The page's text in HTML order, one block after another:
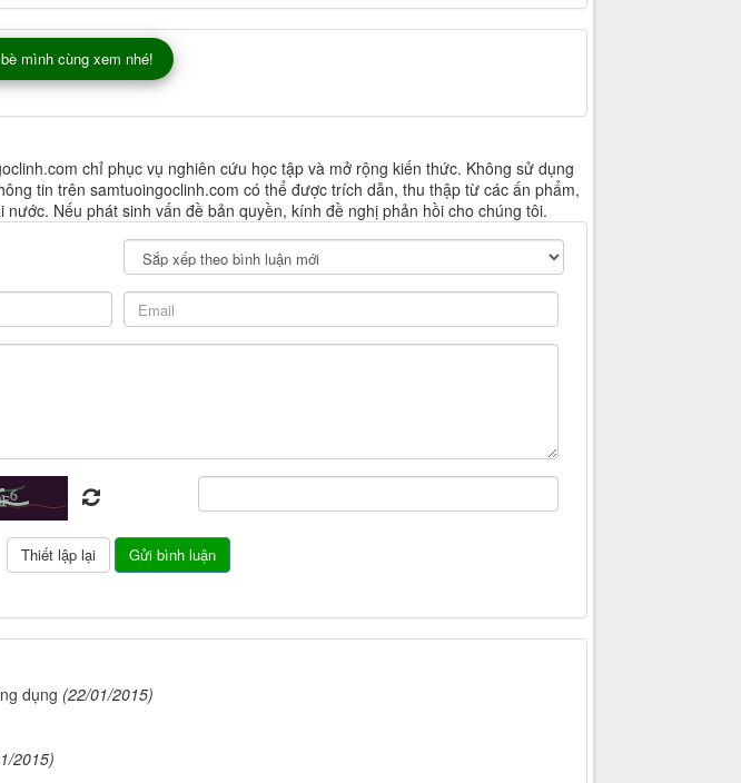
mình cùng xem nhé!
chỉ phục vụ nghiên cứu học tập và mở rộng kiến thức. Không sử dụng
tin trên samtuoingoclinh.com có thể được trích dẫn, thu thập từ các ấn phẩm,
Nếu phát sinh vấn đề bản quyền, kính đề nghị phản hồi cho chúng tôi.
dụng (22/01/2015)
2015)